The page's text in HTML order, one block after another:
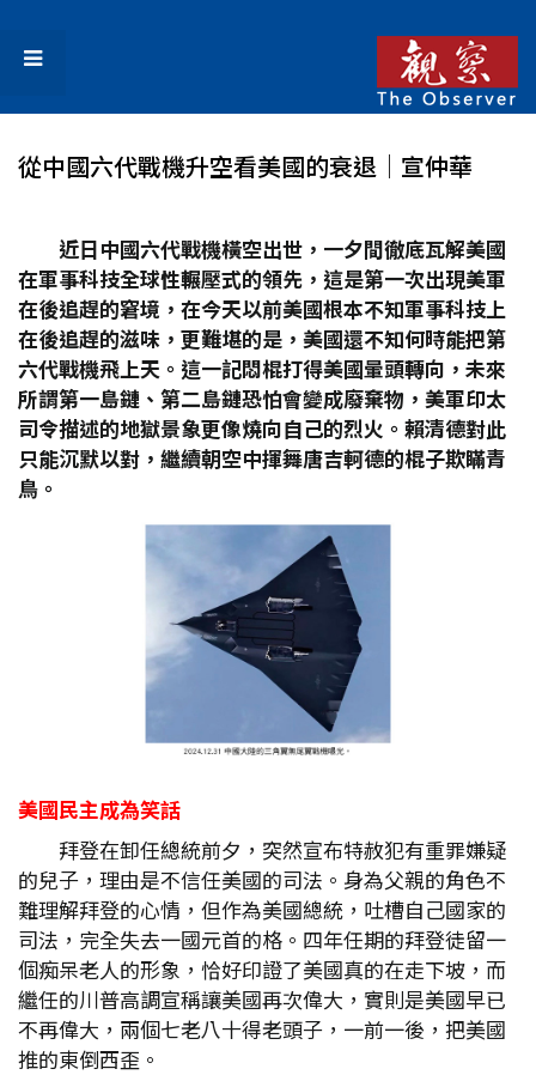
從中國六代戰機升空看美國的衰退│宣仲華
近日中國六代戰機橫空出世，一夕間徹底瓦解美國
在軍事科技全球性輾壓式的領先，這是第一次出現美軍
在後追趕的窘境，在今天以前美國根本不知軍事科技上
在後追趕的滋味，更難堪的是，美國還不知何時能把第
六代戰機飛上天。這一記悶棍打得美國暈頭轉向，未來
所謂第一島鏈、第二島鏈恐怕會變成廢棄物，美軍印太
司令描述的地獄景象更像燒向自己的烈火。賴清德對此
只能沉默以對，繼續朝空中揮舞唐吉軻德的棍子欺瞞青
鳥。
美國民主成為笑話
拜登在卸任總統前夕，突然宣布特赦犯有重罪嫌疑
的兒子，理由是不信任美國的司法。身為父親的角色不
難理解拜登的心情，但作為美國總統，吐槽自己國家的
司法，完全失去一國元首的格。四年任期的拜登徒留一
個痴呆老人的形象，恰好印證了美國真的在走下坡，而
繼任的川普高調宣稱讓美國再次偉大，實則是美國早已
不再偉大，兩個七老八十得老頭子，一前一後，把美國
推的東倒西歪。